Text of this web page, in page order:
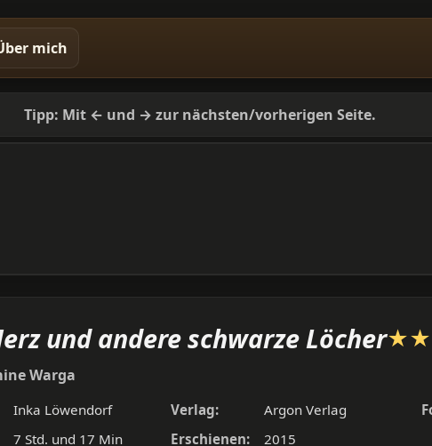
mich
Tipp: Mit ← und → zur nächsten/vorherigen Seite.
und andere schwarze Löcher★★
Warga
Inka Löwendorf Verlag: Argon Verlag
7 Std. und 17 Min Erschienen: 2015